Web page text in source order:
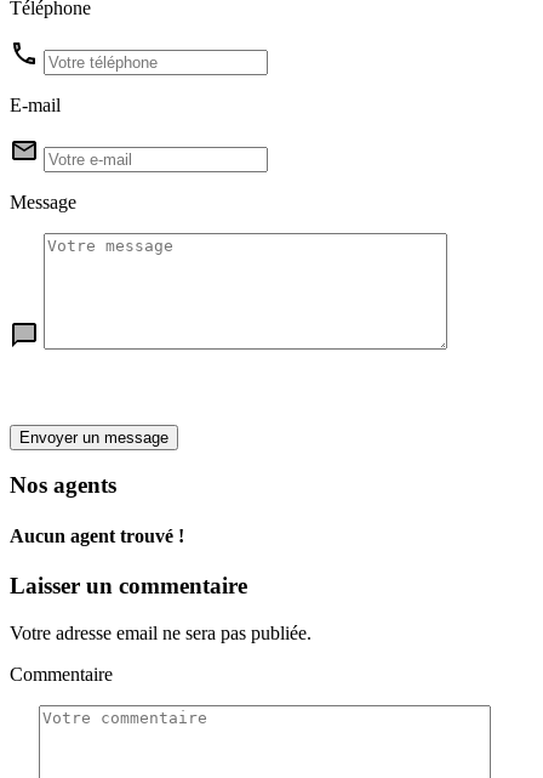
Téléphone
E-mail
Message
Envoyer un message
Nos agents
Aucun agent trouvé !
Laisser un commentaire
Votre adresse email ne sera pas publiée.
Commentaire